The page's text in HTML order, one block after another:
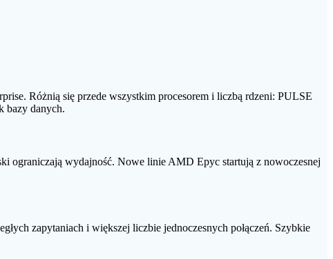
Różnią się przede wszystkim procesorem i liczbą rdzeni: PULSE
bazy danych.
ograniczają wydajność. Nowe linie AMD Epyc startują z nowoczesnej
zapytaniach i większej liczbie jednoczesnych połączeń. Szybkie